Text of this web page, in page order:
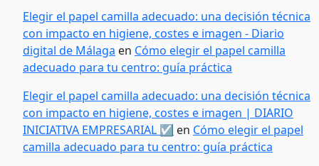
Elegir el papel camilla adecuado: una decisión técnica
con impacto en higiene, costes e imagen - Diario
digital de Málaga en Cómo elegir el papel camilla
adecuado para tu centro: guía práctica
Elegir el papel camilla adecuado: una decisión técnica
con impacto en higiene, costes e imagen | DIARIO
INICIATIVA EMPRESARIAL ☑️ en Cómo elegir el papel
camilla adecuado para tu centro: guía práctica